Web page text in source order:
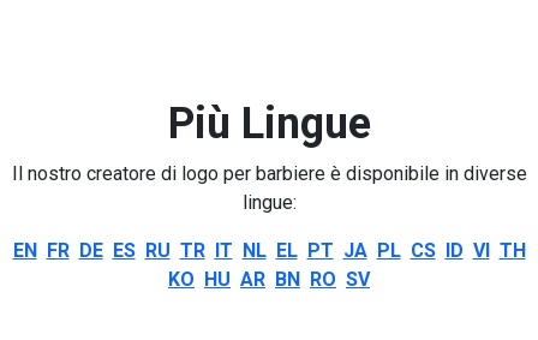
Più Lingue
Il nostro creatore di logo per barbiere è disponibile in diverse
lingue:
EN FR DE ES RU TR IT NL EL PT JA PL CS ID VI TH
KO HU AR BN RO SV